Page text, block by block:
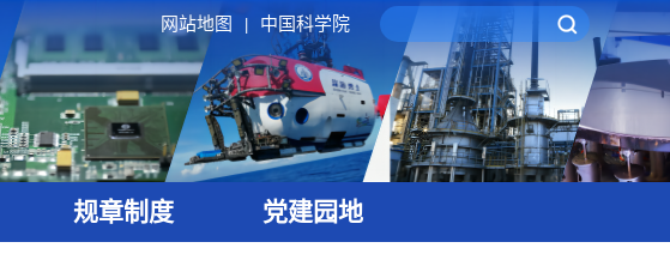
网站地图 中国科学院
规章制度 党建园地